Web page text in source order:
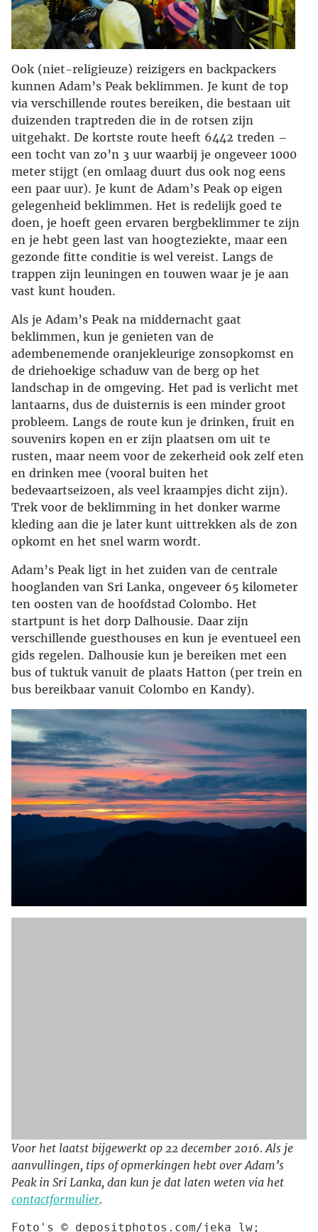
Ook (niet-religieuze) reizigers en backpackers
kunnen Adam’s Peak beklimmen. Je kunt de top
via verschillende routes bereiken, die bestaan uit
duizenden traptreden die in de rotsen zijn
uitgehakt. De kortste route heeft 6442 treden –
een tocht van zo’n 3 uur waarbij je ongeveer 1000
meter stijgt (en omlaag duurt dus ook nog eens
een paar uur). Je kunt de Adam’s Peak op eigen
gelegenheid beklimmen. Het is redelijk goed te
doen, je hoeft geen ervaren bergbeklimmer te zijn
en je hebt geen last van hoogteziekte, maar een
gezonde fitte conditie is wel vereist. Langs de
trappen zijn leuningen en touwen waar je je aan
vast kunt houden.
Als je Adam’s Peak na middernacht gaat
beklimmen, kun je genieten van de
adembenemende oranjekleurige zonsopkomst en
de driehoekige schaduw van de berg op het
landschap in de omgeving. Het pad is verlicht met
lantaarns, dus de duisternis is een minder groot
probleem. Langs de route kun je drinken, fruit en
souvenirs kopen en er zijn plaatsen om uit te
rusten, maar neem voor de zekerheid ook zelf eten
en drinken mee (vooral buiten het
bedevaartseizoen, als veel kraampjes dicht zijn).
Trek voor de beklimming in het donker warme
kleding aan die je later kunt uittrekken als de zon
opkomt en het snel warm wordt.
Adam’s Peak ligt in het zuiden van de centrale
hooglanden van Sri Lanka, ongeveer 65 kilometer
ten oosten van de hoofdstad Colombo. Het
startpunt is het dorp Dalhousie. Daar zijn
verschillende guesthouses en kun je eventueel een
gids regelen. Dalhousie kun je bereiken met een
bus of tuktuk vanuit de plaats Hatton (per trein en
bus bereikbaar vanuit Colombo en Kandy).
Voor het laatst bijgewerkt op 22 december 2016. Als je
aanvullingen, tips of opmerkingen hebt over Adam’s
Peak in Sri Lanka, dan kun je dat laten weten via het
contactformulier.